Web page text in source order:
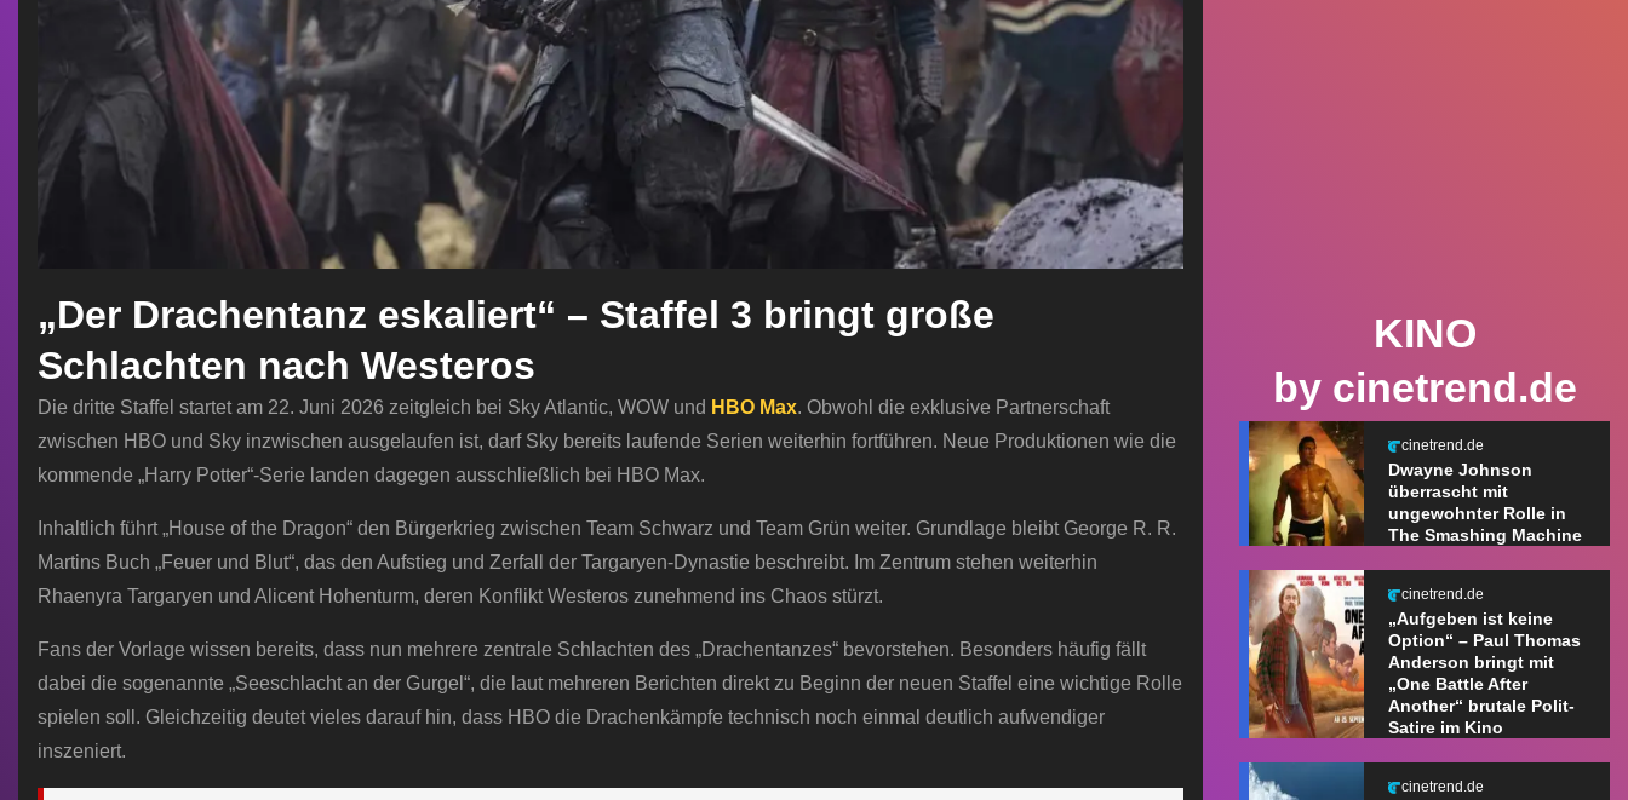
„Der Drachentanz eskaliert“ – Staffel 3 bringt große
Schlachten nach Westeros
Die dritte Staffel startet am 22. Juni 2026 zeitgleich bei Sky Atlantic, WOW und HBO Max. Obwohl die exklusive Partnerschaft
zwischen HBO und Sky inzwischen ausgelaufen ist, darf Sky bereits laufende Serien weiterhin fortführen. Neue Produktionen wie die
kommende „Harry Potter“-Serie landen dagegen ausschließlich bei HBO Max.
Inhaltlich führt „House of the Dragon“ den Bürgerkrieg zwischen Team Schwarz und Team Grün weiter. Grundlage bleibt George R. R.
Martins Buch „Feuer und Blut“, das den Aufstieg und Zerfall der Targaryen-Dynastie beschreibt. Im Zentrum stehen weiterhin
Rhaenyra Targaryen und Alicent Hohenturm, deren Konflikt Westeros zunehmend ins Chaos stürzt.
Fans der Vorlage wissen bereits, dass nun mehrere zentrale Schlachten des „Drachentanzes“ bevorstehen. Besonders häufig fällt
dabei die sogenannte „Seeschlacht an der Gurgel“, die laut mehreren Berichten direkt zu Beginn der neuen Staffel eine wichtige Rolle
spielen soll. Gleichzeitig deutet vieles darauf hin, dass HBO die Drachenkämpfe technisch noch einmal deutlich aufwendiger
inszeniert.
KINO
by cinetrend.de
cinetrend.de
Dwayne Johnson
überrascht mit
ungewohnter Rolle in
The Smashing Machine
cinetrend.de
„Aufgeben ist keine
Option“ – Paul Thomas
Anderson bringt mit
„One Battle After
Another“ brutale Polit-
Satire im Kino
cinetrend.de